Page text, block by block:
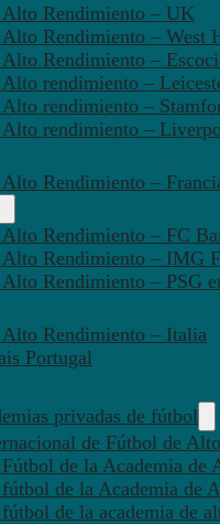
Alto Rendimiento – UK
Alto Rendimiento – West
Rendimiento –
Alto rendimiento –
Alto rendimiento –
Alto rendimiento –
Alto Rendimiento –
Alto Rendimiento – FC
Alto Rendimiento – IMG
Rendimiento – PSG
Alto Rendimiento – Italia
Portugal
privadas de fútbol
de Fútbol de
Fútbol de la Academia de
fútbol de la Academia de
fútbol de la academia de